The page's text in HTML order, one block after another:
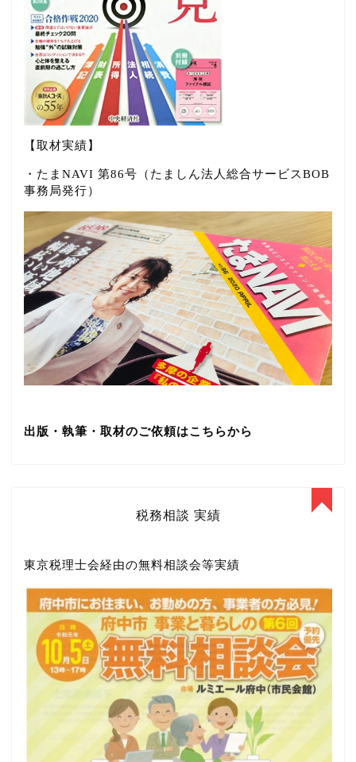
【取材実績】
・たまNAVI 第86号（たましん法人総合サービスBOB
事務局発行）
出版・執筆・取材のご依頼はこちらから
税務相談 実績
東京税理士会経由の無料相談会等実績